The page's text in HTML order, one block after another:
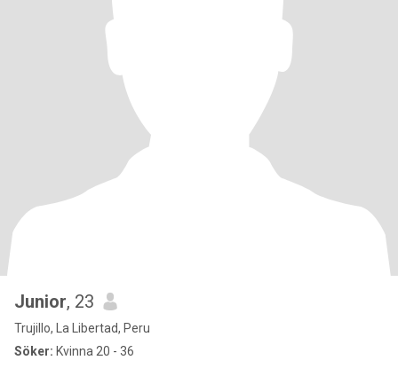
Junior, 23
Trujillo, La Libertad, Peru
Söker: Kvinna 20 - 36